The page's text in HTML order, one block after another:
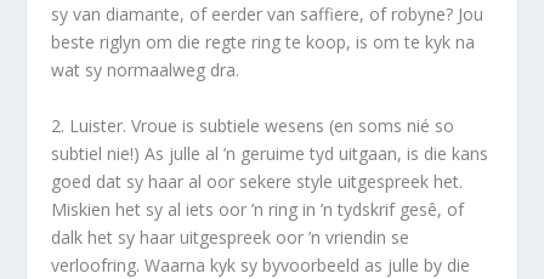
sy van diamante, of eerder van saffiere, of robyne? Jou
beste riglyn om die regte ring te koop, is om te kyk na
wat sy normaalweg dra.
2. Luister. Vroue is subtiele wesens (en soms nié so
subtiel nie!) As julle al ’n geruime tyd uitgaan, is die kans
goed dat sy haar al oor sekere style uitgespreek het.
Miskien het sy al iets oor ’n ring in ’n tydskrif gesê, of
dalk het sy haar uitgespreek oor ’n vriendin se
verloofring. Waarna kyk sy byvoorbeeld as julle by die